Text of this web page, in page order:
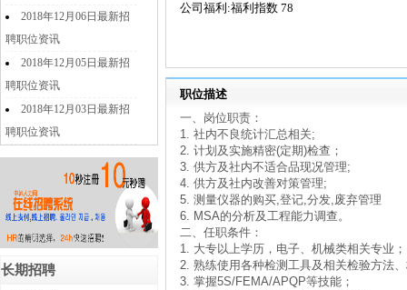
2018年12月06日最新招
聘职位资讯
2018年12月05日最新招
聘职位资讯
2018年12月03日最新招
聘职位资讯
长期招聘
公司福利:福利指数 78
职位描述
一、岗位职责：
1. 社内不良统计汇总相关;
2. 计划及实施精密(定期)检查；
3. 供方及社内不适合品现况管理;
4. 供方及社内改善对策管理;
5. 测量仪器的购买,登记,分发,废弃管理
6. MSA的分析及工程能力调查。
二、任职条件：
1. 大专以上学历，电子、机械类相关专业；
2. 熟练使用各种检测工具及相关检验方法
3. 掌握5S/FEMA/APQP等技能；